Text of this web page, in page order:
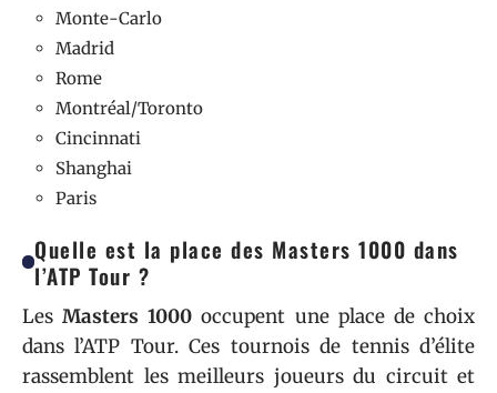
Monte-Carlo
Madrid
Rome
Montréal/Toronto
Cincinnati
Shanghai
Paris
Quelle est la place des Masters 1000 dans
l’ATP Tour ?
LesMasters 1000 occupent une place de choix
dans l’ATP Tour. Ces tournois de tennis d’élite
rassemblent les meilleurs joueurs du circuit et